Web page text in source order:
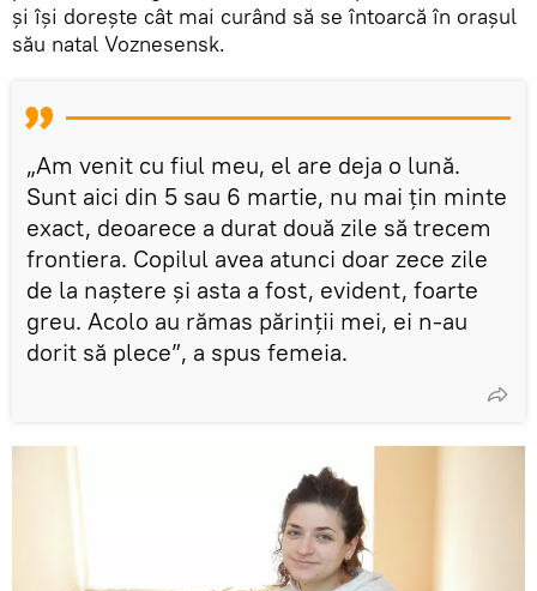
și își dorește cât mai curând să se întoarcă în orașul
său natal Voznesensk.
„Am venit cu fiul meu, el are deja o lună.
Sunt aici din 5 sau 6 martie, nu mai țin minte
exact, deoarece a durat două zile să trecem
frontiera. Copilul avea atunci doar zece zile
de la naștere și asta a fost, evident, foarte
greu. Acolo au rămas părinții mei, ei n-au
dorit să plece”, a spus femeia.